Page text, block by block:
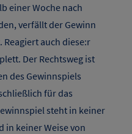
einer Woche nach
verfällt der Gewinn
auch diese:r
Der Rechtsweg ist
des Gewinnspiels
für das
steht in keiner
in keiner Weise von